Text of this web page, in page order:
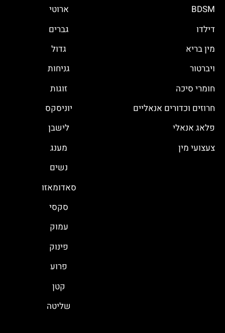
BDSM
דילדו
מין בריא
ויברטור
חומרי סיכה
חרוזים וכדורים אנאליים
פלאג אנאלי
צעצועי מין
ארוטי
גברים
גדול
גניחות
זוגות
יוניסקס
לישבן
מענג
נשים
סאדומאזו
סקסי
עמוק
פינוק
פרוע
קטן
שליטה